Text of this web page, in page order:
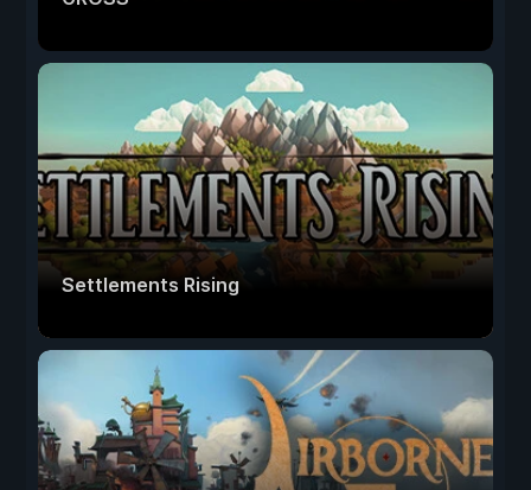
Settlements Rising